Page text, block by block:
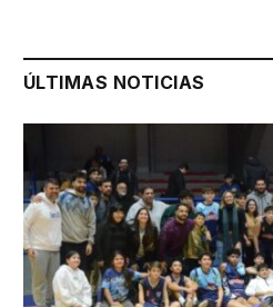
ÚLTIMAS NOTICIAS